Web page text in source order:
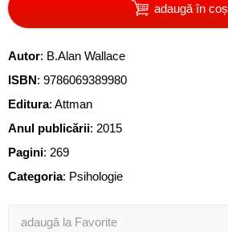
adaugă în coș
Autor: B.Alan Wallace
ISBN: 9786069389980
Editura: Attman
Anul publicării: 2015
Pagini: 269
Categoria: Psihologie
adaugă la Favorite